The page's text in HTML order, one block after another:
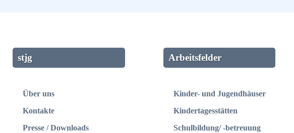
stjg
Über uns
Kontakte
Presse / Downloads
Arbeitsfelder
Kinder- und Jugendhäuser
Kindertagesstätten
Schulbildung/ -betreuung